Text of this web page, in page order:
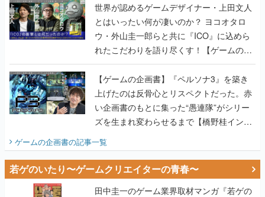
世界が認めるゲームデザイナー・上田文人
とはいったい何が凄いのか？ ヨコオタロ
ウ・外山圭一郎らと共に『ICO』に込めら
れたこだわりを語り尽くす！【ゲームの企
画書】
【ゲームの企画書】『ペルソナ3』を築き
上げたのは反骨心とリスペクトだった。赤
い企画書のもとに集った“愚連隊”がシリー
ズを生まれ変わらせるまで【橋野桂インタ
ゲームの企画書の記事一覧
若ゲのいたり〜ゲームクリエイターの青春〜
田中圭一のゲーム業界取材マンガ『若ゲの